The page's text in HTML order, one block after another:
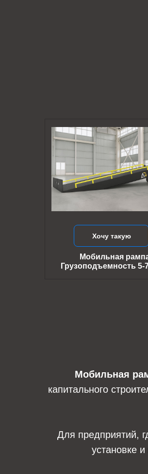
Хочу такую
Мобильная
Грузоподъемность 5-
Мобильная
капитального
Для предприятий,
установке